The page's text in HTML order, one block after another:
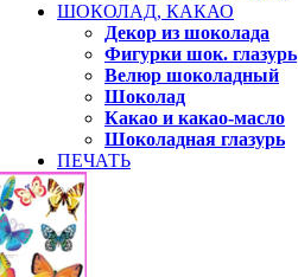
ШОКОЛАД, КАКАО
Декор из шоколада
Фигурки шок. глазурь
Велюр шоколадный
Шоколад
Какао и какао-масло
Шоколадная глазурь
ПЕЧАТЬ